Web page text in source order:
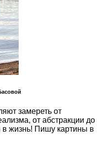
замереть от
от абстракции до
жизнь! Пишу картины в